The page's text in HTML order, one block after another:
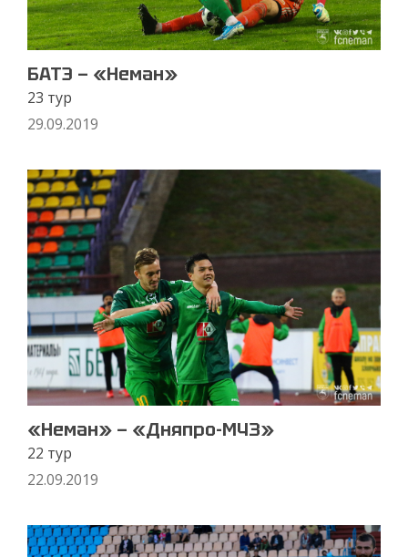
БАТЭ — «Неман»
23 тур
29.09.2019
«Неман» — «Дняпро-МЧЗ»
22 тур
22.09.2019